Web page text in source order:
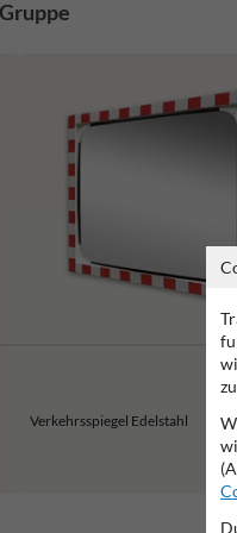
Verkehrsspiegel Edelstahl